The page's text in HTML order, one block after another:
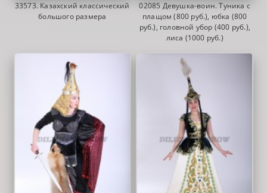
33573. Казахский классический
большого размера
02085 Девушка-воин. Туника с
плащом (800 руб.), юбка (800
руб.), головной убор (400 руб.),
лиса (1000 руб.)